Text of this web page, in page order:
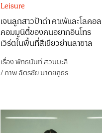
Leisure
เจนลูกสาวป้าดำ คาเฟ่และโลคอล
คอมมูนิตี้ของคนอยากอินโทร
เวิร์ตในพื้นที่สีเขียวย่านลาซาล
เรื่องพัทธนันท์ สวนมะลิ
/ภาพฉัตรชัย มาตยภูธร